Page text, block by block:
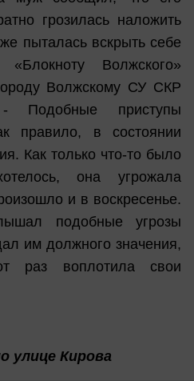
грозилась наложить
пыталась вскрыть себе
Волжского»
Волжскому СУ СКР
Подобные приступы
правило, в состоянии
Как только что-то было
она угрожала
и в воскресенье.
подобные угрозы
им должного значения,
раз воплотила свои
улице Кирова